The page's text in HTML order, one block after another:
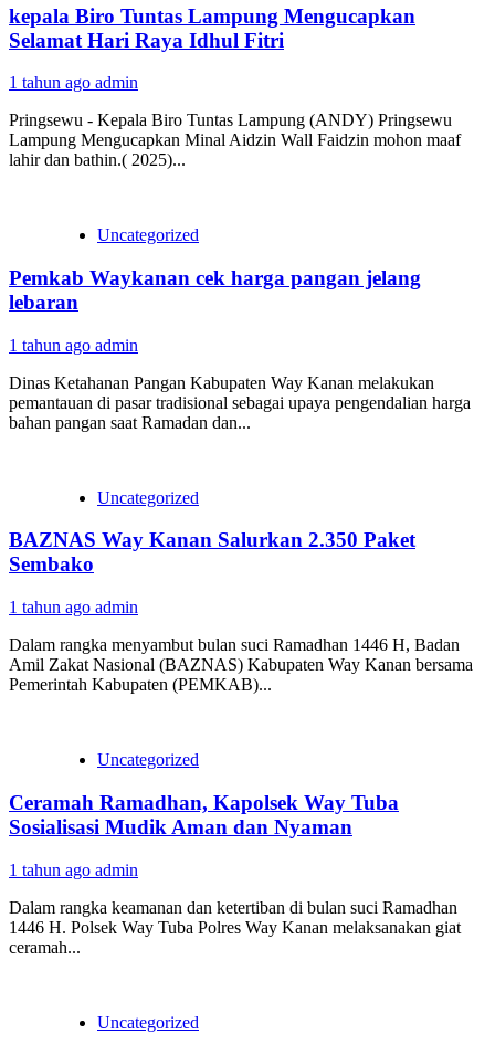
kepala Biro Tuntas Lampung Mengucapkan
Selamat Hari Raya Idhul Fitri
1 tahun ago admin
Pringsewu - Kepala Biro Tuntas Lampung (ANDY) Pringsewu
Lampung Mengucapkan Minal Aidzin Wall Faidzin mohon maaf
lahir dan bathin.( 2025)...
Uncategorized
Pemkab Waykanan cek harga pangan jelang
lebaran
1 tahun ago admin
Dinas Ketahanan Pangan Kabupaten Way Kanan melakukan
pemantauan di pasar tradisional sebagai upaya pengendalian harga
bahan pangan saat Ramadan dan...
Uncategorized
BAZNAS Way Kanan Salurkan 2.350 Paket
Sembako
1 tahun ago admin
Dalam rangka menyambut bulan suci Ramadhan 1446 H, Badan
Amil Zakat Nasional (BAZNAS) Kabupaten Way Kanan bersama
Pemerintah Kabupaten (PEMKAB)...
Uncategorized
Ceramah Ramadhan, Kapolsek Way Tuba
Sosialisasi Mudik Aman dan Nyaman
1 tahun ago admin
Dalam rangka keamanan dan ketertiban di bulan suci Ramadhan
1446 H. Polsek Way Tuba Polres Way Kanan melaksanakan giat
ceramah...
Uncategorized